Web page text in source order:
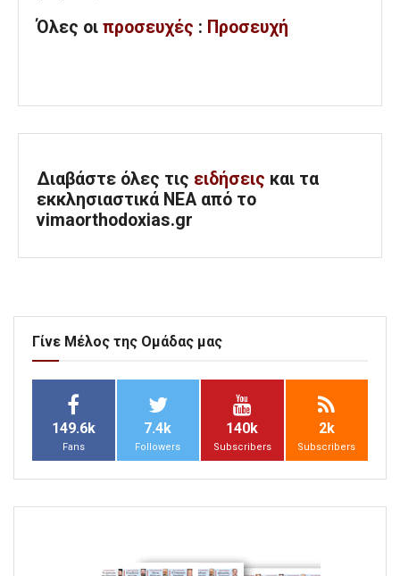
Όλες οι προσευχές : Προσευχή
Διαβάστε όλες τις ειδήσεις και τα
εκκλησιαστικά ΝΕΑ από το
vimaorthodoxias.gr
Γίνε Μέλος της Ομάδας μας
149.6k
Fans
7.4k
Followers
140k
Subscribers
2k
Subscribers